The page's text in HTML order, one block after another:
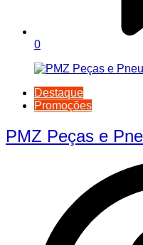
0
Destaque
Promoções
PMZ Peças e